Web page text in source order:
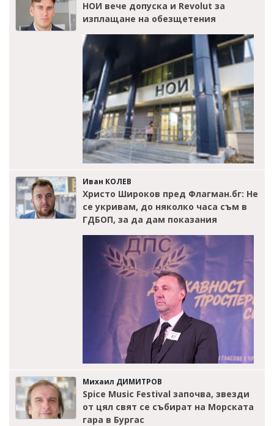
НОИ вече допуска и Revolut за
изплащане на обезщетения
Иван КОЛЕВ
Христо Широков пред Флагман.бг: Не
се укривам, до няколко часа съм в
ГДБОП, за да дам показания
Михаил ДИМИТРОВ
Spice Music Festival започва, звезди
от цял свят се събират на Морската
гара в Бургас